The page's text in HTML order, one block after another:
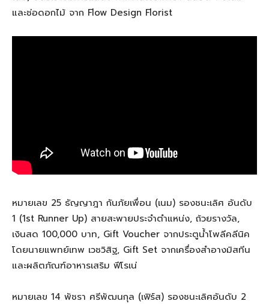
และช่อดอกไม้ จาก Flow Design Florist
หมายเลข 25 ธัญญาฎา กันภัยเพื่อน (เนม) รองชนะเลิศ อันดับ
1 (1st Runner Up) สายสะพายประจําตําแหน่ง, ถ้วยรางวัล,
เงินสด 100,000 บาท, Gift Voucher จากประตูนํ้าโพลีคลีนิค
โดยนายแพทย์เทพ เวชวิสิฐ, Gift Set จากเครื่องสําอางมิสทีน
และผลิตภัณฑ์อาหารเสริม ฟีโรเน่
หมายเลข 14 พัชรา ศรีพัฒนกุล (เฟิร์ส) รองชนะเลิศอันดับ 2